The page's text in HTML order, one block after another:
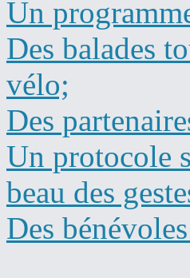
Un
Des balades
vélo;
Des
Un protocole
beau des
Des